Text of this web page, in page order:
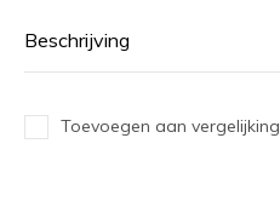
Beschrijving
Toevoegen aan vergelijking